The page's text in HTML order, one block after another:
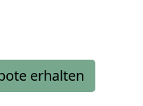
erhalten